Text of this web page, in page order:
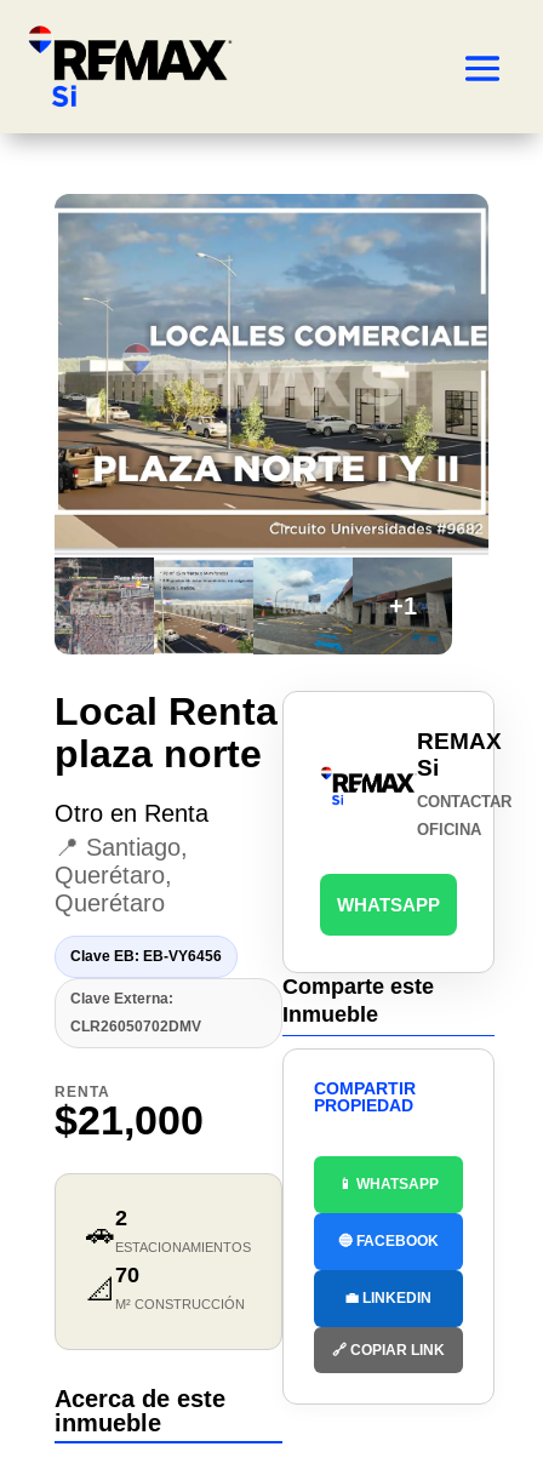
+1
Local Renta
plaza norte
Otro en Renta
📍 Santiago,
Querétaro,
Querétaro
Clave EB: EB-VY6456
Clave Externa:
CLR26050702DMV
RENTA
$21,000
🚗2
ESTACIONAMIENTOS
📐 70
M² CONSTRUCCIÓN
Acerca de este
inmueble
REMAX
Si
CONTACTAR
OFICINA
WHATSAPP
Comparte este
Inmueble
COMPARTIR
PROPIEDAD
📱 WHATSAPP
🔵 FACEBOOK
💼 LINKEDIN
🔗 COPIAR LINK